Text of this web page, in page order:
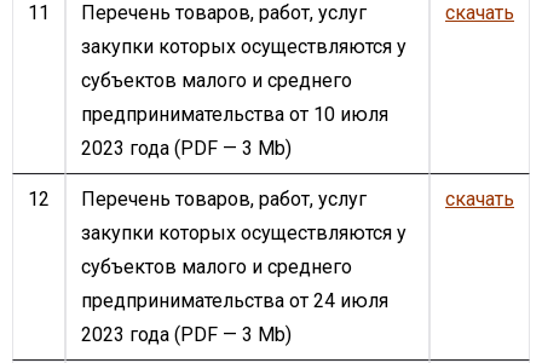
11
Перечень товаров, работ, услуг
закупки которых осуществляются у
субъектов малого и среднего
предпринимательства от 10 июля
2023 года (PDF — 3 Mb)
скачать
12
Перечень товаров, работ, услуг
закупки которых осуществляются у
субъектов малого и среднего
предпринимательства от 24 июля
2023 года (PDF — 3 Mb)
скачать